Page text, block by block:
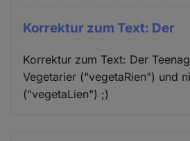
Korrektur zum Text: Der
Korrektur zum Text: Der
Vegetarier ("vegetaRien") und
("vegetaLien") ;)